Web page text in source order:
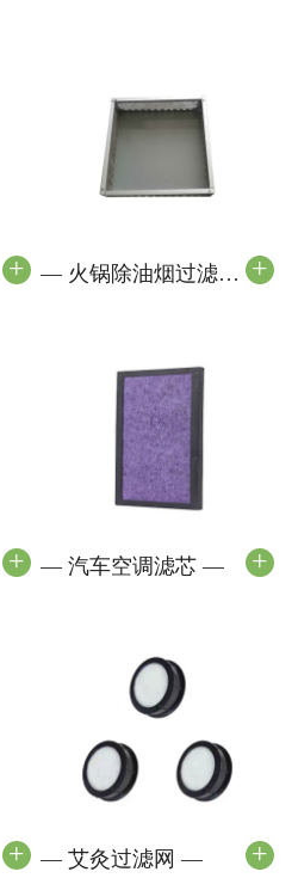
+ — 火锅除油烟过滤网 +
+ —汽车空调滤芯 — +
+ —艾灸过滤网 — +